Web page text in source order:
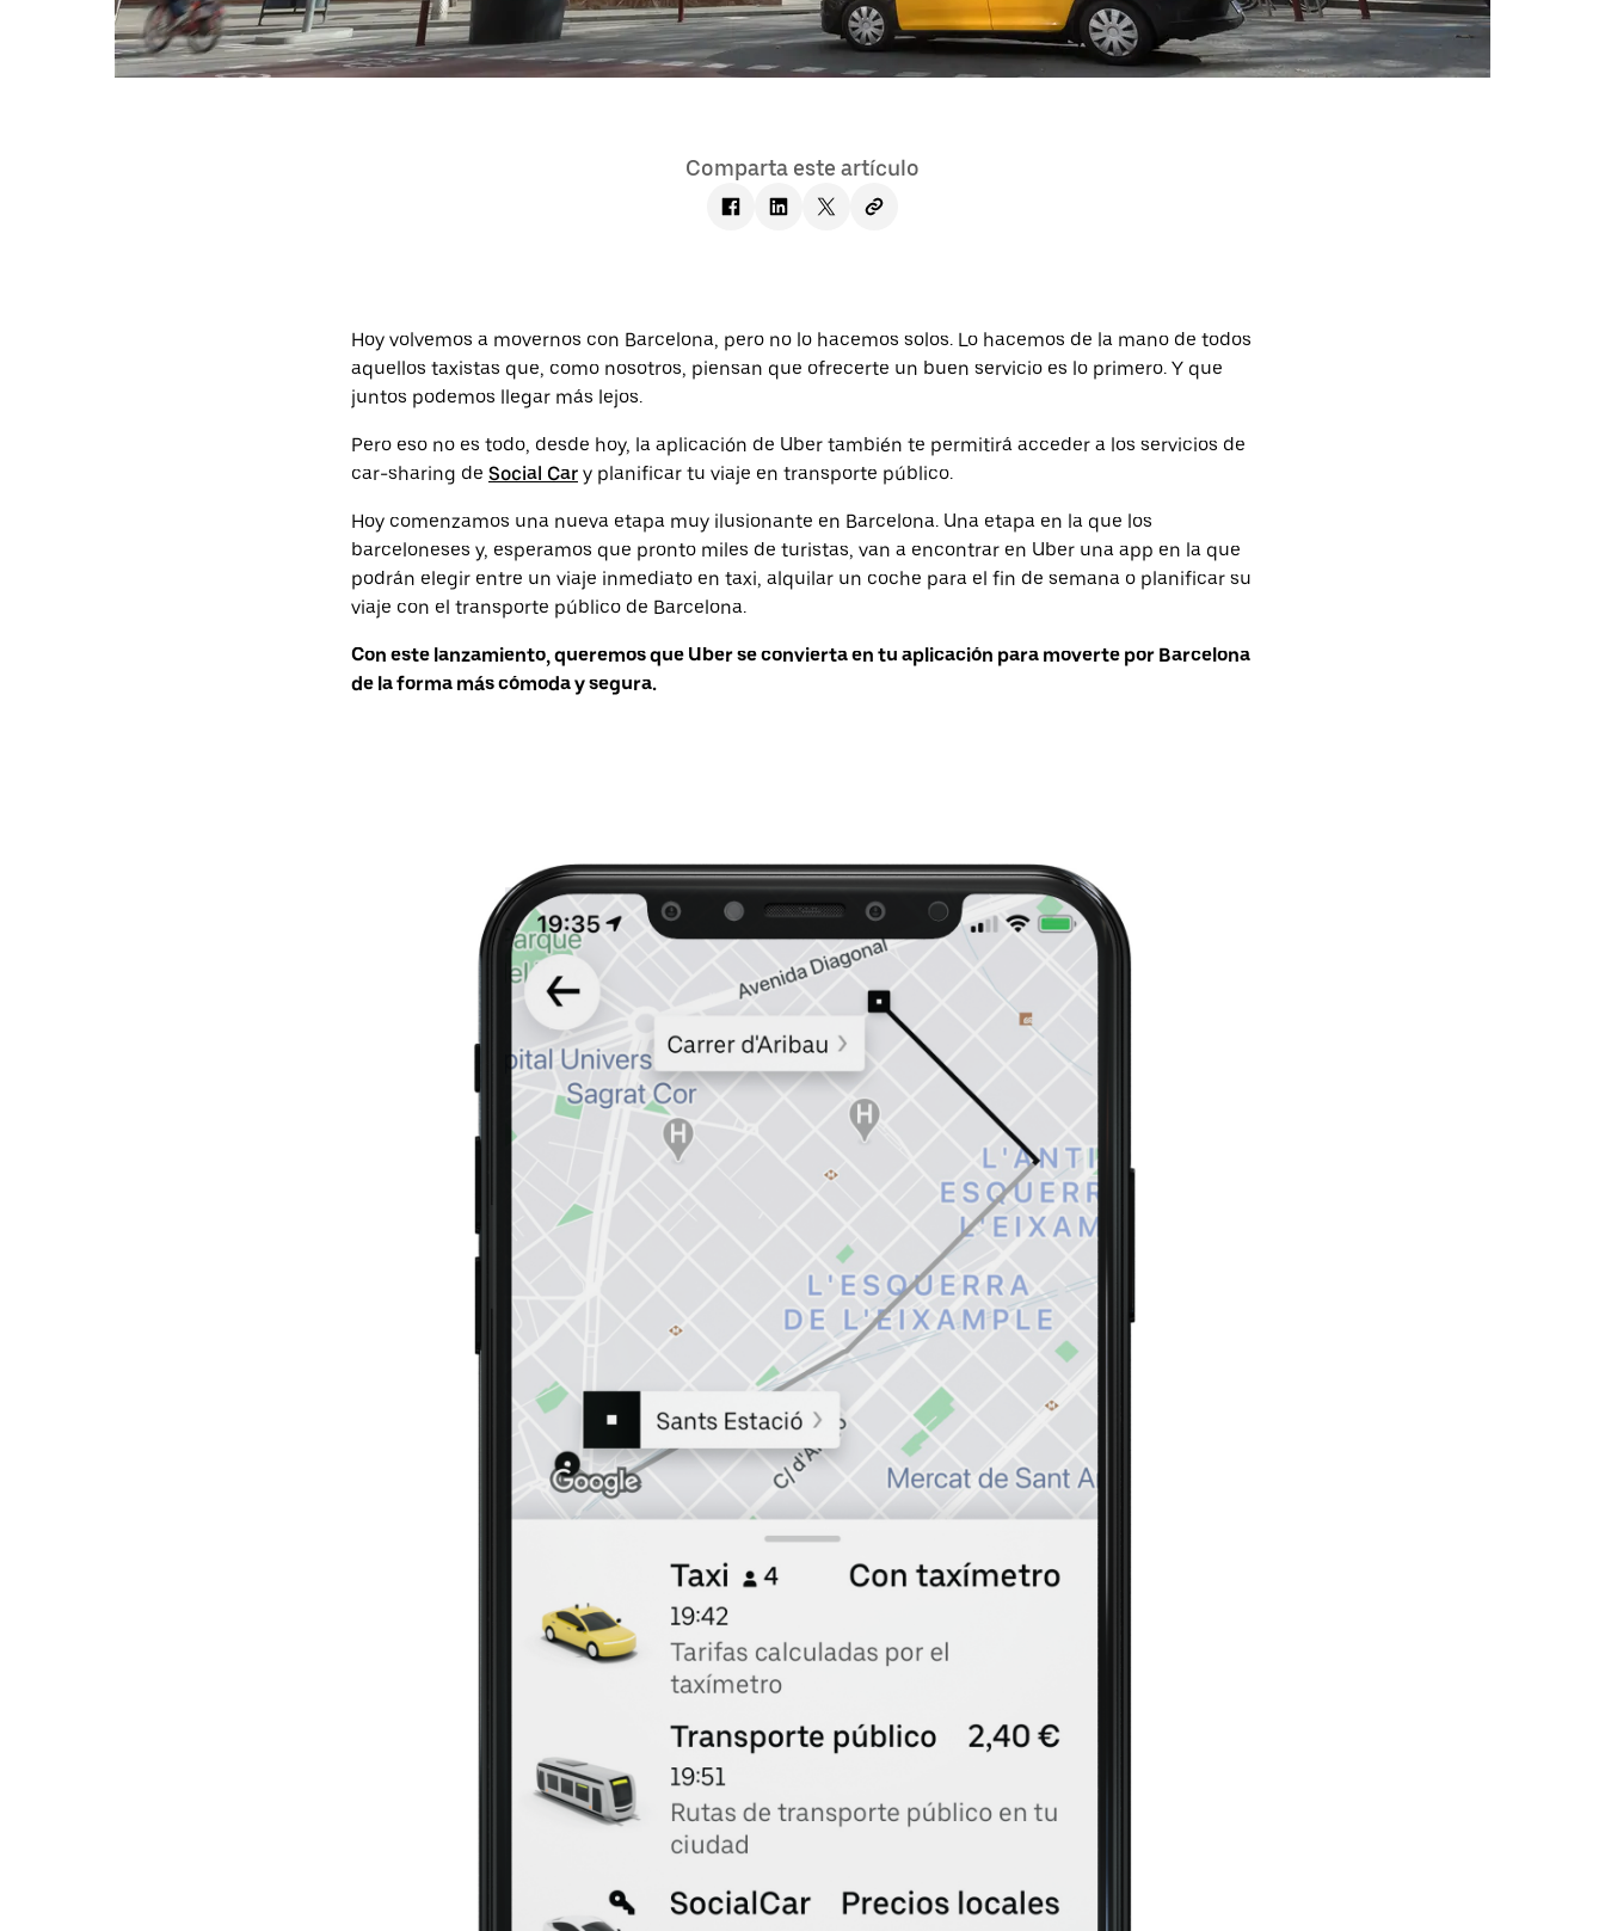
Comparta este artículo
Hoy volvemos a movernos con Barcelona, pero no lo hacemos solos. Lo hacemos de la mano de todos
aquellos taxistas que, como nosotros, piensan que ofrecerte un buen servicio es lo primero. Y que
juntos podemos llegar más lejos.
Pero eso no es todo, desde hoy, la aplicación de Uber también te permitirá acceder a los servicios de
car-sharing de Social Car y planificar tu viaje en transporte público.
Hoy comenzamos una nueva etapa muy ilusionante en Barcelona. Una etapa en la que los
barceloneses y, esperamos que pronto miles de turistas, van a encontrar en Uber una app en la que
podrán elegir entre un viaje inmediato en taxi, alquilar un coche para el fin de semana o planificar su
viaje con el transporte público de Barcelona.
Con este lanzamiento, queremos que Uber se convierta en tu aplicación para moverte por Barcelona
de la forma más cómoda y segura.